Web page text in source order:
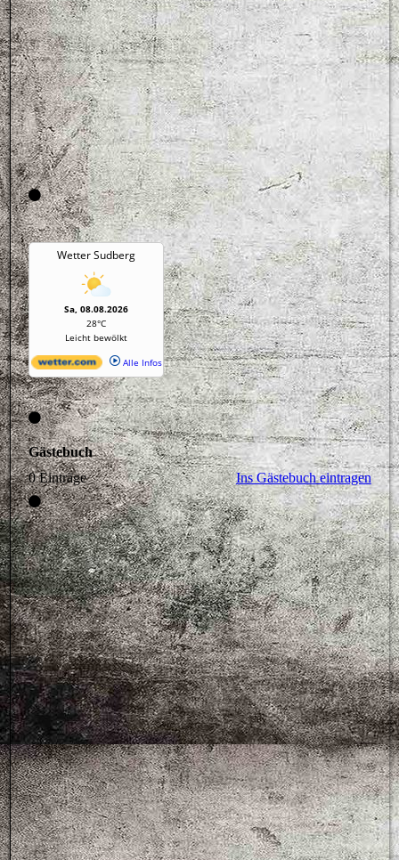
Gästebuch
0 Einträge
Ins Gästebuch eintragen